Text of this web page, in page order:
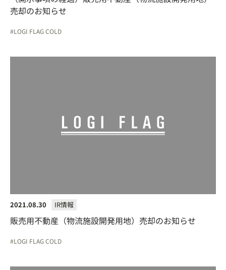
売却のお知らせ
LOGI FLAG COLD
2021.08.30 IR情報
販売用不動産（物流施設開発用地）売却のお知らせ
LOGI FLAG COLD